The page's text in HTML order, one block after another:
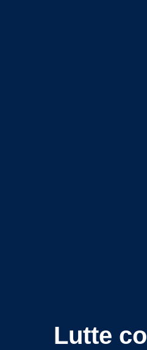
Lutte